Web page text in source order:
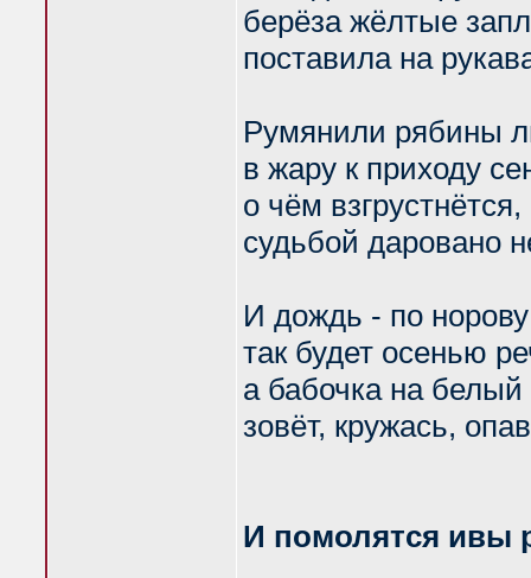
берёза жёлтые
поставила на
Румянили рябины
в жару к приходу
о чём
судьбой даровано
И дождь - по
так будет осенью
а бабочка на белый
зовёт, кружась,
И помолятся ивы